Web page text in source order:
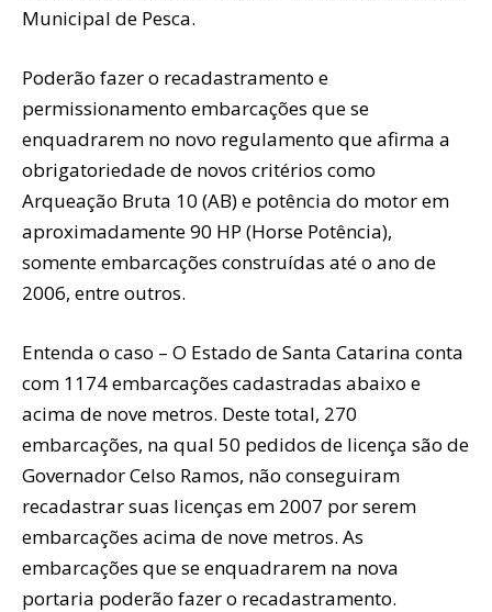
Municipal de Pesca.
Poderão fazer o recadastramento e
permissionamento embarcações que se
enquadrarem no novo regulamento que afirma a
obrigatoriedade de novos critérios como
Arqueação Bruta 10 (AB) e potência do motor em
aproximadamente 90 HP (Horse Potência),
somente embarcações construídas até o ano de
2006, entre outros.
Entenda o caso – O Estado de Santa Catarina conta
com 1174 embarcações cadastradas abaixo e
acima de nove metros. Deste total, 270
embarcações, na qual 50 pedidos de licença são de
Governador Celso Ramos, não conseguiram
recadastrar suas licenças em 2007 por serem
embarcações acima de nove metros. As
embarcações que se enquadrarem na nova
portaria poderão fazer o recadastramento.